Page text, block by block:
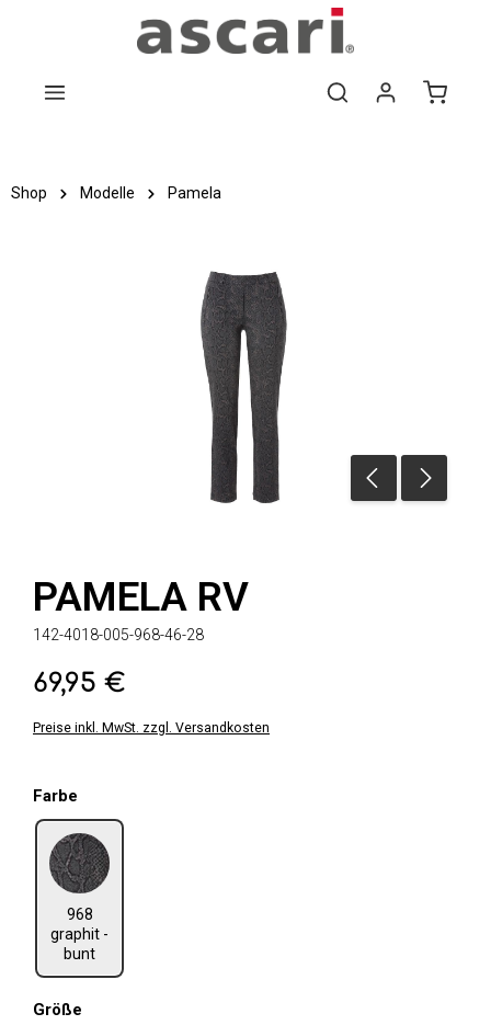
Zum Hauptinhalt springen
Shop Modelle Pamela
PAMELA RV
142-4018-005-968-46-28
Regulärer Preis:
69,95 €
Preise inkl. MwSt. zzgl. Versandkosten
Farbe
968
graphit -
bunt
968 graphit - bunt
Größe